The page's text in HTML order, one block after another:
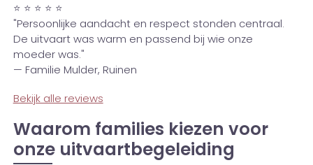
⭐ ⭐ ⭐ ⭐ ⭐
"Persoonlijke aandacht en respect stonden centraal.
De uitvaart was warm en passend bij wie onze
moeder was."
— Familie Mulder, Ruinen
Bekijk alle reviews
Waarom families kiezen voor
onze uitvaartbegeleiding